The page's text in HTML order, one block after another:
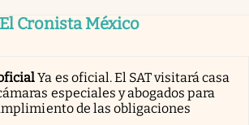
Cronista México
Ya es oficial. El SAT visitará casa
especiales y abogados para
de las obligaciones